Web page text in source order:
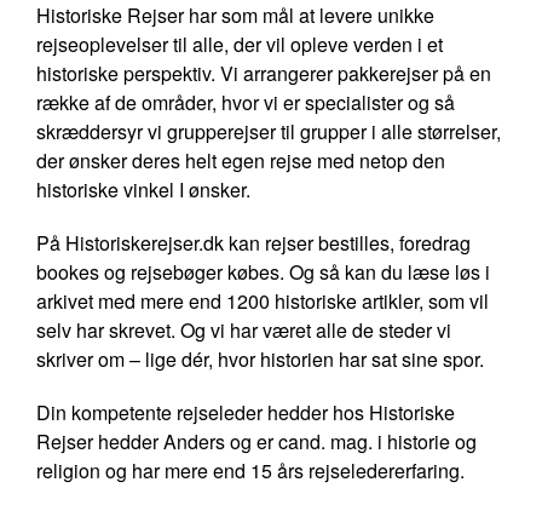
Historiske Rejser har som mål at levere unikke
rejseoplevelser til alle, der vil opleve verden i et
historiske perspektiv. Vi arrangerer pakkerejser på en
række af de områder, hvor vi er specialister og så
skræddersyr vi grupperejser til grupper i alle størrelser,
der ønsker deres helt egen rejse med netop den
historiske vinkel I ønsker.
På Historiskerejser.dk kan rejser bestilles, foredrag
bookes og rejsebøger købes. Og så kan du læse løs i
arkivet med mere end 1200 historiske artikler, som vil
selv har skrevet. Og vi har været alle de steder vi
skriver om – lige dér, hvor historien har sat sine spor.
Din kompetente rejseleder hedder hos Historiske
Rejser hedder Anders og er cand. mag. i historie og
religion og har mere end 15 års rejseledererfaring.